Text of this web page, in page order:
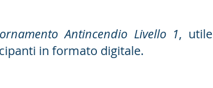
Antincendio Livello 1, utile
in formato digitale.